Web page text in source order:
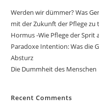
Werden wir dümmer? Was
mit der Zukunft der Pflege zu
Hormus -Wie Pflege der Sprit
Paradoxe Intention: Was die
Absturz
Die Dummheit des Menschen
Recent Comments